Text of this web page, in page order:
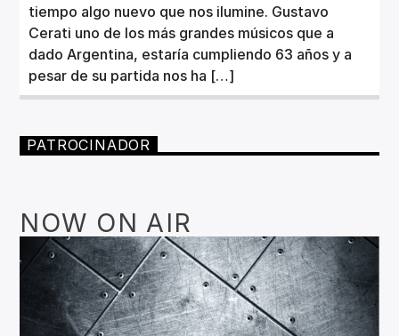
tiempo algo nuevo que nos ilumine. Gustavo
Cerati uno de los más grandes músicos que a
dado Argentina, estaría cumpliendo 63 años y a
pesar de su partida nos ha […]
PATROCINADOR
NOW ON AIR